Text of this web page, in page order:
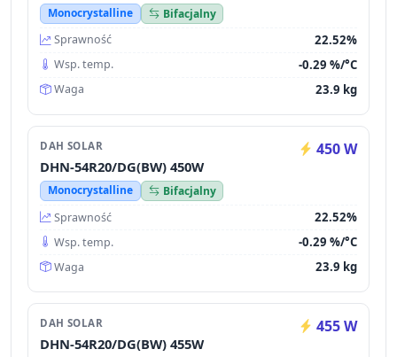
Monocrystalline
Bifacjalny
Sprawność
22.52%
Wsp. temp. -0.29 %/°C
Waga 23.9 kg
DAH SOLAR 450 W
DHN-54R20/DG(BW) 450W
Monocrystalline
Bifacjalny
Sprawność
22.52%
Wsp. temp. -0.29 %/°C
Waga 23.9 kg
DAH SOLAR 455 W
DHN-54R20/DG(BW) 455W